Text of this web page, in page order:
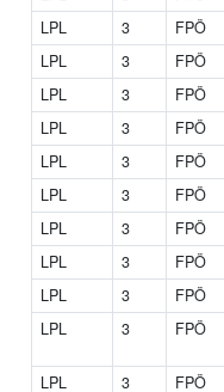
LPL
3 FPÖ
LPL
3 FPÖ
LPL
3 FPÖ
LPL
3 FPÖ
LPL
3 FPÖ
LPL
3 FPÖ
LPL
3 FPÖ
LPL
3 FPÖ
LPL
3 FPÖ
LPL
3 FPÖ
LPL 3 FPÖ